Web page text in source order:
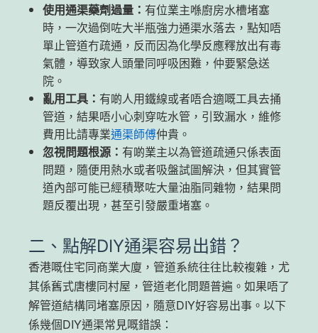
使用通渠藥劑過量： 有位業主喺廚房水槽堵塞
時，一次過倒咗大半瓶強力通渠水落去，點知唔
單止管道冇疏通，反而因為化學反應釋放出有毒
氣體，導致家人頭暈同呼吸困難，仲要緊急送
院。
亂用工具： 有啲人用鐵線或者唔合適嘅工具去捅
管道，結果唔小心刺穿咗水管，引致漏水，維修
費用比請專業通渠師傅仲貴。
忽視問題根源： 有啲業主以為管道疏通只係表面
問題，隨便用熱水或者吸盤試圖解決，但其實管
道內部可能已經積聚咗大量油脂同雜物，結果問
題反覆出現，甚至引發嚴重堵塞。
二、點解DIY通渠容易出錯？
香港嘅住宅同商業大廈，管道系統往往比較複雜，尤
其係舊式唐樓同村屋，管道老化問題普遍。如果唔了
解管道結構同堵塞原因，隨意DIY好容易出事。以下
係幾個DIY通渠常見嘅錯誤：